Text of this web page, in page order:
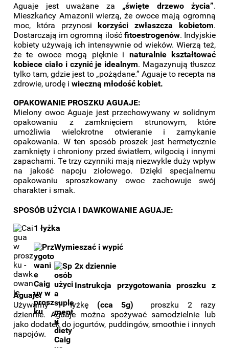
Aguaje jest uważane za „święte drzewo życia”.
Mieszkańcy Amazonii wierzą, że owoce mają ogromną
moc, która przynosikorzyści zwłaszcza kobietom.
Dostarczają im ogromną ilość fitoestrogenów. Indyjskie
kobiety używają ich intensywnie od wieków. Wierzą też,
że te owoce mogą pięknie i naturalnie kształtować
kobiece ciało i czynić je idealnym. Magazynują tłuszcz
tylko tam, gdzie jest to „pożądane.” Aguaje to recepta na
zdrowie, urodę i wieczną młodość kobiet.
OPAKOWANIE PROSZKU AGUAJE:
Mielony owoc Aguaje jest przechowywany w solidnym
opakowaniu z zamknięciem strunowym, które
umożliwia wielokrotne otwieranie i zamykanie
opakowania. W ten sposób proszek jest hermetycznie
zamknięty i chroniony przed światłem, wilgocią i innymi
zapachami. Te trzy czynniki mają niezwykle duży wpływ
na jakość napoju ziołowego. Dzięki specjalnemu
opakowaniu sproszkowany owoc zachowuje swój
charakter i smak.
SPOSÓB UŻYCIA I DAWKOWANIE AGUAJE:
1 łyżka
Wymieszać i wypić
2x dziennie
Instrukcja przygotowania proszku z
Aguaje:
Używamy 1 łyżkę (cca 5g)
proszku 2 razy
dziennie. Aguaje można spożywać samodzielnie lub
jako dodatek do jogurtów, puddingów, smoothie i innych
napojów.